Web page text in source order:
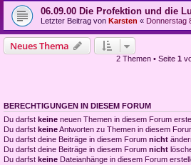
06.09.00 Die Profektion und die
Letzter Beitrag von Karsten « Donnerstag
Neues Thema
2 Themen • Seite 1
BERECHTIGUNGEN IN DIESEM FORUM
Du darfst keine neuen Themen in diesem Forum
Du darfst keineAntworten zu Themen in diesem
Du darfst deine Beiträge in diesem Forum nicht
Du darfst deine Beiträge in diesem Forum nicht
Du darfst keine Dateianhänge in diesem Forum